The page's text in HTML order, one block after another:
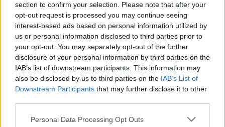
section to confirm your selection. Please note that after your
opt-out request is processed you may continue seeing
interest-based ads based on personal information utilized by
us or personal information disclosed to third parties prior to
your opt-out. You may separately opt-out of the further
disclosure of your personal information by third parties on the
IAB’s list of downstream participants. This information may
also be disclosed by us to third parties on the IAB’s List of
Downstream Participants that may further disclose it to other
Please note that this website/app uses one or more Google
Personal Data Processing Opt Outs
Investire in Crypto.com Coin richiede una
valutazione attenta e un’analisi strategica basata
su dati concreti e trend di mercato. Se stai
considerando di entrare in questo mondo, fai
sempre le tue ricerche e non esitare a chiedere
consiglio a esperti del settore. Ricorda: il mercato
offre opportunità, ma anche rischi. D’altronde, chi
scoprire se Crypto.com Coin può essere la tua